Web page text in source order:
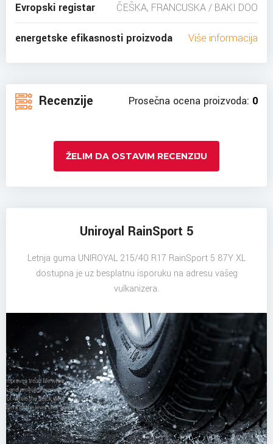
ČEŠKA, FRANCUSKA / BAKI DOO
Evropski registar
energetske efikasnosti proizvoda Više informacija
Recenzije Prosečna ocena proizvoda: 0
ŽELIM DA OSTAVIM RECENZIJU
Uniroyal RainSport 5
Letnja guma UNIROYAL 215/40 R17 RainSport 5 87Y XL
dostupna je uz besplatnu isporuku na adresu vašeg
vulkanizera.